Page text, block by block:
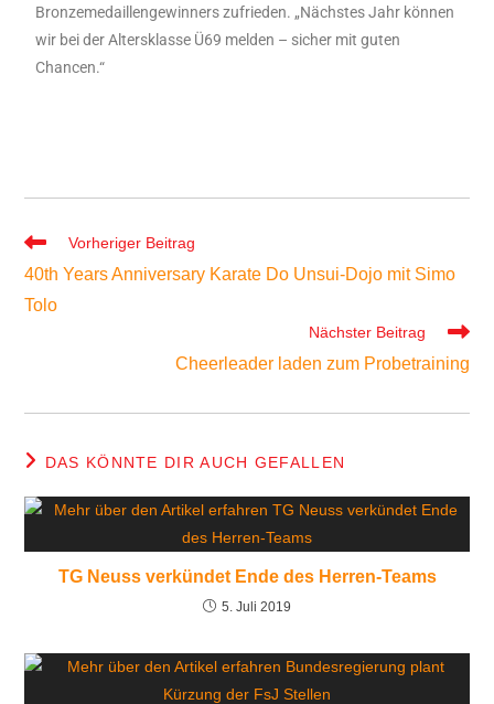
Bronzemedaillengewinners zufrieden. „Nächstes Jahr können
wir bei der Altersklasse Ü69 melden – sicher mit guten
Chancen.“
Vorheriger Beitrag
40th Years Anniversary Karate Do Unsui-Dojo mit Simo
Tolo
Nächster Beitrag
Cheerleader laden zum Probetraining
DAS KÖNNTE DIR AUCH GEFALLEN
TG Neuss verkündet Ende des Herren-Teams
5. Juli 2019